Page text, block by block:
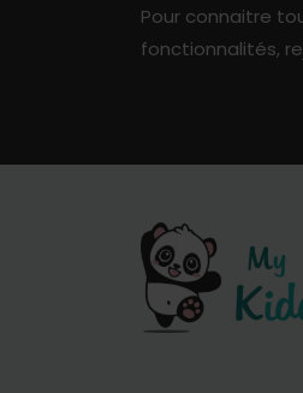
Pour connaitre
fonctionnalités,